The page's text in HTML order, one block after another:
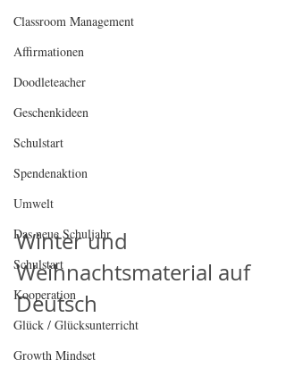
Classroom Management
Affirmationen
Doodleteacher
Geschenkideen
Schulstart
Spendenaktion
Umwelt
Das neue Schuljahr
Schulstart
Kooperation
Glück / Glücksunterricht
Growth Mindset
Winter und
Weihnachtsmaterial auf
Deutsch